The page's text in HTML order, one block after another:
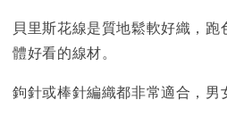
貝里斯花線是質地鬆軟好織，
體好看的線材。
鉤針或棒針編織都非常適合，男